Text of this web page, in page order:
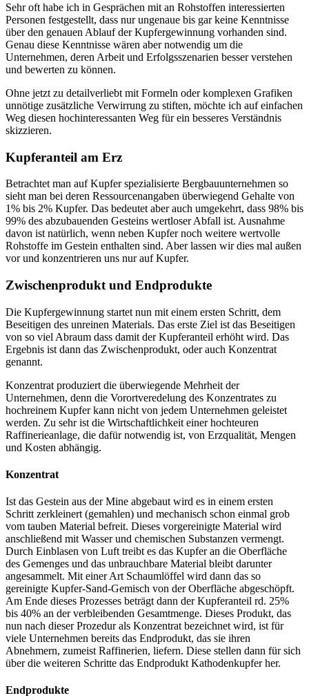
Sehr oft habe ich in Gesprächen mit an Rohstoffen interessierten
Personen festgestellt, dass nur ungenaue bis gar keine Kenntnisse
über den genauen Ablauf der Kupfergewinnung vorhanden sind.
Genau diese Kenntnisse wären aber notwendig um die
Unternehmen, deren Arbeit und Erfolgsszenarien besser verstehen
und bewerten zu können.
Ohne jetzt zu detailverliebt mit Formeln oder komplexen Grafiken
unnötige zusätzliche Verwirrung zu stiften, möchte ich auf einfachen
Weg diesen hochinteressanten Weg für ein besseres Verständnis
skizzieren.
Kupferanteil am Erz
Betrachtet man auf Kupfer spezialisierte Bergbauunternehmen so
sieht man bei deren Ressourcenangaben überwiegend Gehalte von
1% bis 2% Kupfer. Das bedeutet aber auch umgekehrt, dass 98% bis
99% des abzubauenden Gesteins wertloser Abfall ist. Ausnahme
davon ist natürlich, wenn neben Kupfer noch weitere wertvolle
Rohstoffe im Gestein enthalten sind. Aber lassen wir dies mal außen
vor und konzentrieren uns nur auf Kupfer.
Zwischenprodukt und Endprodukte
Die Kupfergewinnung startet nun mit einem ersten Schritt, dem
Beseitigen des unreinen Materials. Das erste Ziel ist das Beseitigen
von so viel Abraum dass damit der Kupferanteil erhöht wird. Das
Ergebnis ist dann das Zwischenprodukt, oder auch Konzentrat
genannt.
Konzentrat produziert die überwiegende Mehrheit der
Unternehmen, denn die Vorortveredelung des Konzentrates zu
hochreinem Kupfer kann nicht von jedem Unternehmen geleistet
werden. Zu sehr ist die Wirtschaftlichkeit einer hochteuren
Raffinerieanlage, die dafür notwendig ist, von Erzqualität, Mengen
und Kosten abhängig.
Konzentrat
Ist das Gestein aus der Mine abgebaut wird es in einem ersten
Schritt zerkleinert (gemahlen) und mechanisch schon einmal grob
vom tauben Material befreit. Dieses vorgereinigte Material wird
anschließend mit Wasser und chemischen Substanzen vermengt.
Durch Einblasen von Luft treibt es das Kupfer an die Oberfläche
des Gemenges und das unbrauchbare Material bleibt darunter
angesammelt. Mit einer Art Schaumlöffel wird dann das so
gereinigte Kupfer-Sand-Gemisch von der Oberfläche abgeschöpft.
Am Ende dieses Prozesses beträgt dann der Kupferanteil rd. 25%
bis 40% an der verbleibenden Gesamtmenge. Dieses Produkt, das
nun nach dieser Prozedur als Konzentrat bezeichnet wird, ist für
viele Unternehmen bereits das Endprodukt, das sie ihren
Abnehmern, zumeist Raffinerien, liefern. Diese stellen dann für sich
über die weiteren Schritte das Endprodukt Kathodenkupfer her.
Endprodukte